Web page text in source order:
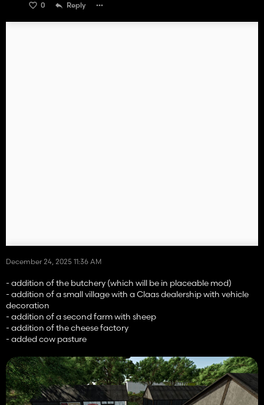
0 Reply
December 24, 2025 11:36 AM
- addition of the butchery (which will be in placeable mod)
- addition of a small village with a Claas dealership with vehicle
decoration
- addition of a second farm with sheep
- addition of the cheese factory
- added cow pasture